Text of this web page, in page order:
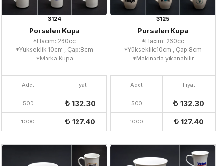
3124
Porselen Kupa
*Hacim: 260cc
*Yükseklik:10cm , Çap:8cm
*Marka Kupa
Adet Fiyat
500 132.30
1000 127.40
3125
Porselen Kupa
*Hacim: 260cc
*Yükseklik:10cm , Çap:8cm
*Makinada yıkanabilir
Adet Fiyat
500 132.30
1000 127.40